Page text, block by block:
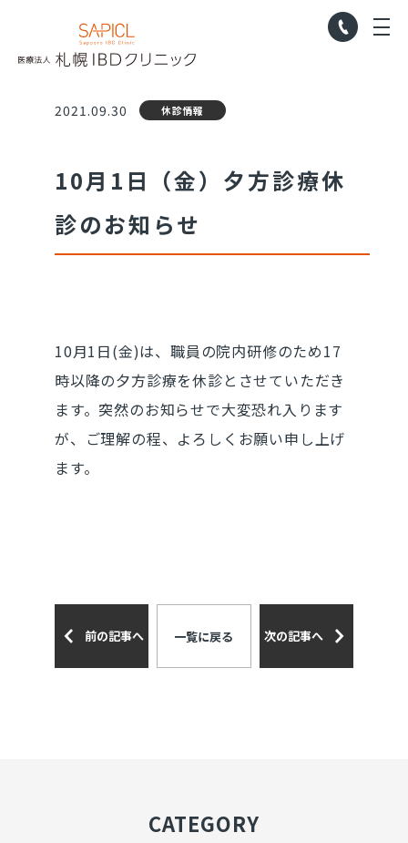
011-
2021.09.30 休診情報
10月1日（金）夕方診療休
診のお知らせ
10月1日(金)は、職員の院内研修のため17
時以降の夕方診療を休診とさせていただき
ます。突然のお知らせで大変恐れ入ります
が、ご理解の程、よろしくお願い申し上げ
ます。
前の記事へ 一覧に戻る 次の記事へ
CATEGORY